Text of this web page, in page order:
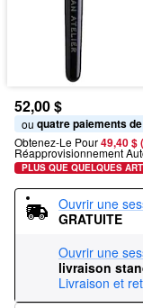
52,00 $
ou quatre paiements de
Obtenez-Le Pour49,40 $
Réapprovisionnement
PLUS QUE QUELQUES
Ouvrir une
GRATUITE
Ouvrir une
livraison
Livraison et